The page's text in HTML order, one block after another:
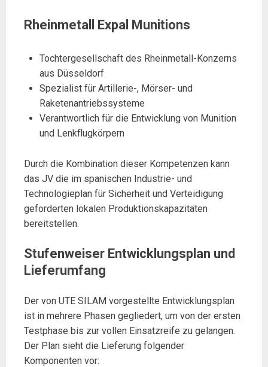
Rheinmetall Expal Munitions
Tochtergesellschaft des Rheinmetall-Konzerns
aus Düsseldorf
Spezialist für Artillerie-, Mörser- und
Raketenantriebssysteme
Verantwortlich für die Entwicklung von Munition
und Lenkflugkörpern
Durch die Kombination dieser Kompetenzen kann
das JV die im spanischen Industrie- und
Technologieplan für Sicherheit und Verteidigung
geforderten lokalen Produktionskapazitäten
bereitstellen.
Stufenweiser Entwicklungsplan und
Lieferumfang
Der von UTE SILAM vorgestellte Entwicklungsplan
ist in mehrere Phasen gegliedert, um von der ersten
Testphase bis zur vollen Einsatzreife zu gelangen.
Der Plan sieht die Lieferung folgender
Komponenten vor: